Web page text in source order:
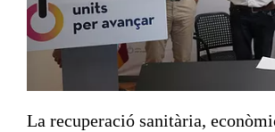
La recuperació sanitària,